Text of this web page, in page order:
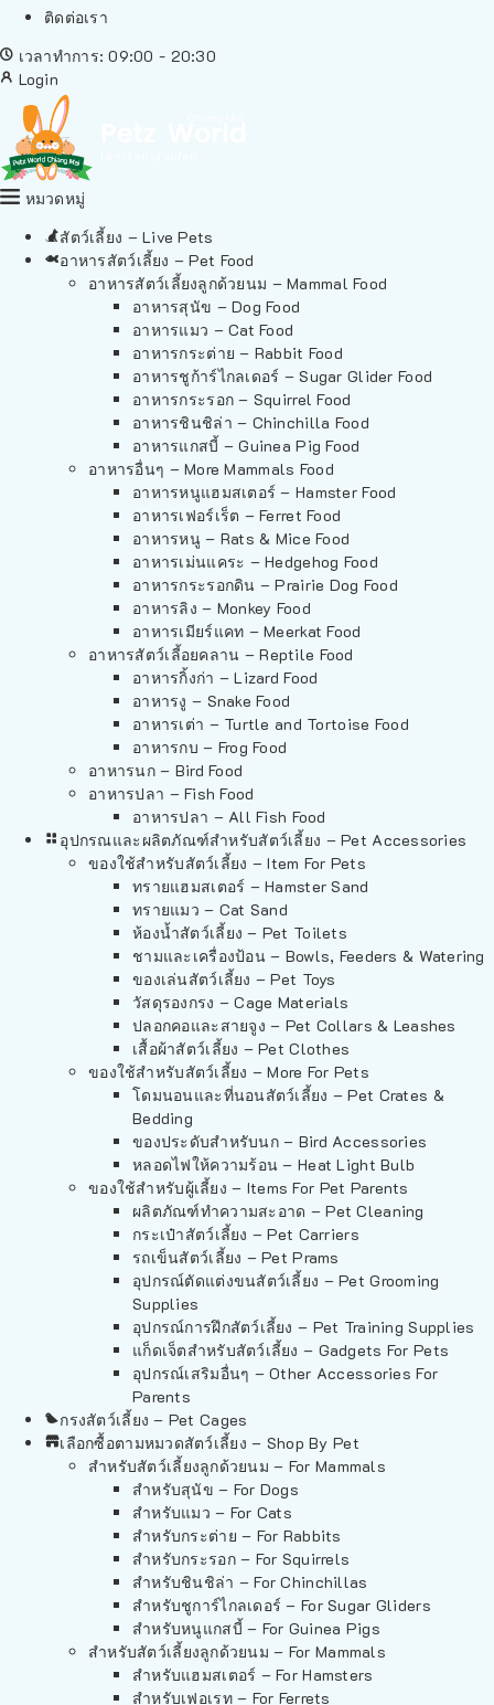
ติดต่อเรา
เวลาทำการ: 09:00 - 20:30
Login
หมวดหมู่
สัตว์เลี้ยง – Live Pets
อาหารสัตว์เลี้ยง – Pet Food
อาหารสัตว์เลี้ยงลูกด้วยนม – Mammal Food
อาหารสุนัข – Dog Food
อาหารแมว – Cat Food
อาหารกระต่าย – Rabbit Food
อาหารชูก้าร์ไกลเดอร์ – Sugar Glider Food
อาหารกระรอก – Squirrel Food
อาหารชินชิล่า – Chinchilla Food
อาหารแกสบี้ – Guinea Pig Food
อาหารอื่นๆ – More Mammals Food
อาหารหนูแฮมสเตอร์ – Hamster Food
อาหารเฟอร์เร็ต – Ferret Food
อาหารหนู – Rats & Mice Food
อาหารเม่นแคระ – Hedgehog Food
อาหารกระรอกดิน – Prairie Dog Food
อาหารลิง – Monkey Food
อาหารเมียร์แคท – Meerkat Food
อาหารสัตว์เลี้อยคลาน – Reptile Food
อาหารกิ้งก่า – Lizard Food
อาหารงู – Snake Food
อาหารเต่า – Turtle and Tortoise Food
อาหารกบ – Frog Food
อาหารนก – Bird Food
อาหารปลา – Fish Food
อาหารปลา – All Fish Food
อุปกรณและผลิตภัณฑ์สำหรับสัตว์เลี้ยง – Pet Accessories
ของใช้สำหรับสัตว์เลี้ยง – Item For Pets
ทรายแฮมสเตอร์ – Hamster Sand
ทรายแมว – Cat Sand
ห้องน้ำสัตว์เลี้ยง – Pet Toilets
ชามและเครื่องป้อน – Bowls, Feeders & Watering
ของเล่นสัตว์เลี้ยง – Pet Toys
วัสดุรองกรง – Cage Materials
ปลอกคอและสายจูง – Pet Collars & Leashes
เสื้อผ้าสัตว์เลี้ยง – Pet Clothes
ของใช้สำหรับสัตว์เลี้ยง – More For Pets
โดมนอนและที่นอนสัตว์เลี้ยง – Pet Crates &
Bedding
ของประดับสำหรับนก – Bird Accessories
หลอดไฟให้ความร้อน – Heat Light Bulb
ของใช้สำหรับผู้เลี้ยง – Items For Pet Parents
ผลิตภัณฑ์ทำความสะอาด – Pet Cleaning
กระเป๋าสัตว์เลี้ยง – Pet Carriers
รถเข็นสัตว์เลี้ยง – Pet Prams
อุปกรณ์ตัดแต่งขนสัตว์เลี้ยง – Pet Grooming
Supplies
อุปกรณ์การฝึกสัตว์เลี้ยง – Pet Training Supplies
แก็ดเจ็ตสำหรับสัตว์เลี้ยง – Gadgets For Pets
อุปกรณ์เสริมอื่นๆ – Other Accessories For
Parents
กรงสัตว์เลี้ยง – Pet Cages
เลือกซื้อตามหมวดสัตว์เลี้ยง – Shop By Pet
สำหรับสัตว์เลี้ยงลูกด้วยนม – For Mammals
สำหรับสุนัข – For Dogs
สำหรับแมว – For Cats
สำหรับกระต่าย – For Rabbits
สำหรับกระรอก – For Squirrels
สำหรับชินชิล่า – For Chinchillas
สำหรับชูการ์ไกลเดอร์ – For Sugar Gliders
สำหรับหนูแกสบี้ – For Guinea Pigs
สำหรับสัตว์เลี้ยงลูกด้วยนม – For Mammals
สำหรับแฮมสเตอร์ – For Hamsters
สำหรับเฟอเรท – For Ferrets